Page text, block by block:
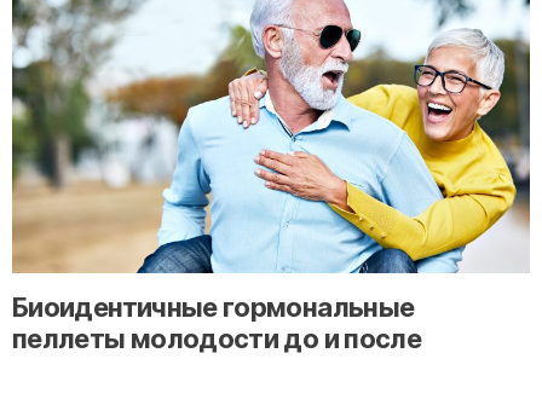
" alt="loading" class="img-responsive"/>
Биоидентичные гормональные
пеллеты молодости до и после